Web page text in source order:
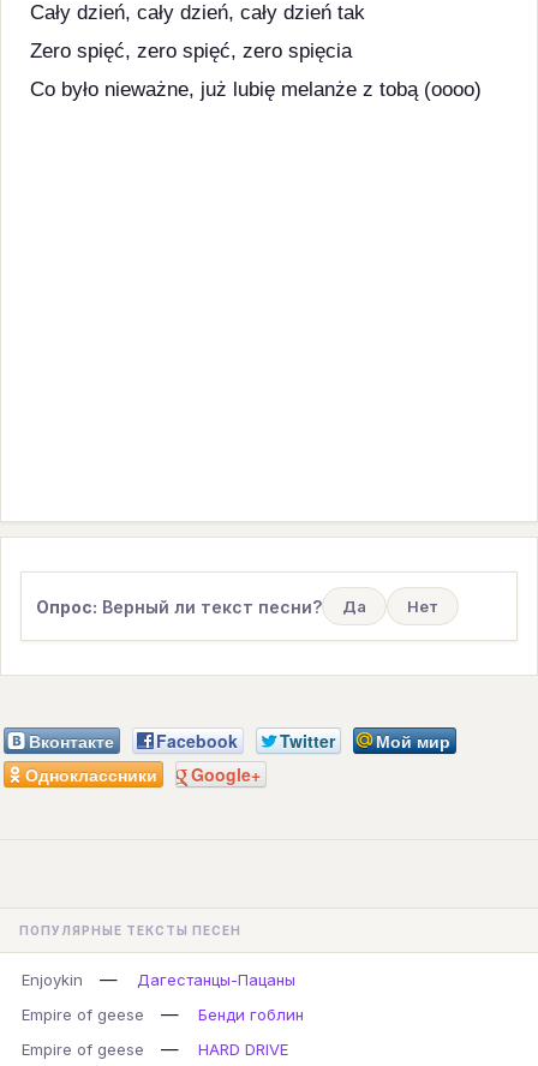
Cały dzień, cały dzień, cały dzień tak
Zero spięć, zero spięć, zero spięcia
Co było nieważne, już lubię melanże z tobą (oooo)
Опрос: Верный ли текст песни? Да Нет
Вконтакте Facebook Twitter
Мой мир
Одноклассники
Google+
ПОПУЛЯРНЫЕ ТЕКСТЫ ПЕСЕН
Enjoykin —
Дагестанцы-Пацаны
Empire of geese
—
Бенди гоблин
Empire of geese
—
HARD DRIVE